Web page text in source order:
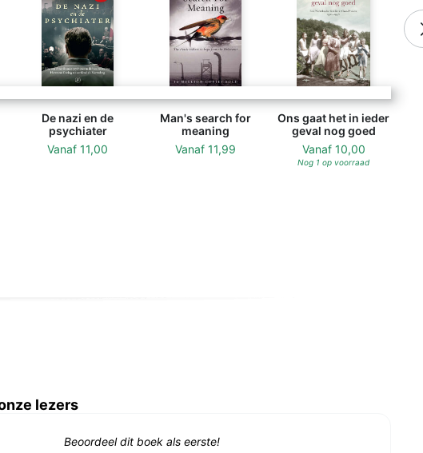
De nazi en de
psychiater
Vanaf 11,00
Man's search for
meaning
Vanaf 11,99
Ons gaat het in ieder
geval nog goed
Vanaf 10,00
Nog 1 op voorraad
lezers
Beoordeel dit boek als eerste!